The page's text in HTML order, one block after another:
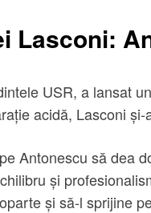
Lasconi:
USR, a lansat
acidă, Lasconi
Antonescu să dea
și
și să-l sprijine